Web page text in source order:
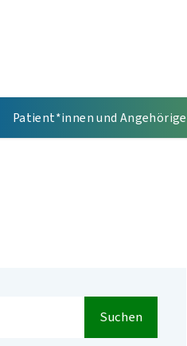
Patient*innen und Angehörige
Suchen